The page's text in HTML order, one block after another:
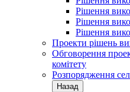
Рішення
Рішення
Рішення
Проекти рішень
Обговорення
комітету
Розпорядження
Назад